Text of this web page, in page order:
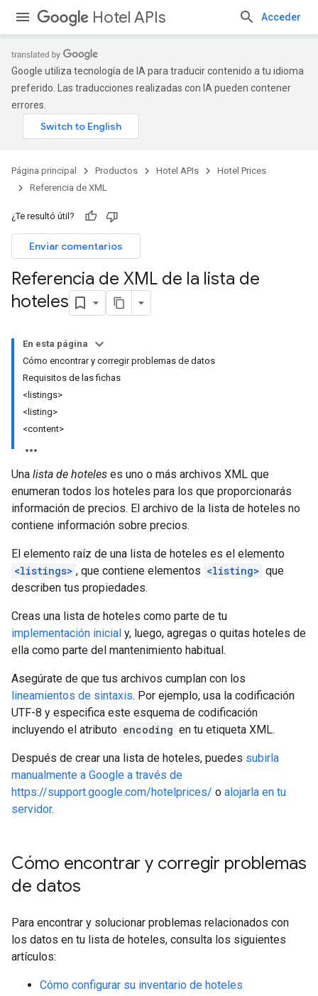
Hotel APIs Acceder
Google utiliza tecnología de IA para traducir contenido a tu idioma
preferido. Las traducciones realizadas con IA pueden contener
errores.
Página principal Productos Hotel APIs
Hotel Prices
Referencia de XML
¿Te resultó útil?
Enviar comentarios
Referencia de XML de la lista de
hoteles
En esta página
Cómo encontrar y corregir problemas de datos
Requisitos de las fichas
<listings>
<listing>
<content>
Una lista de hoteles es uno o más archivos XML que
enumeran todos los hoteles para los que proporcionarás
información de precios. El archivo de la lista de hoteles no
contiene información sobre precios.
El elemento raíz de una lista de hoteles es el elemento
<listings> , que contiene elementos <listing> que
describen tus propiedades.
Creas una lista de hoteles como parte de tu
implementación inicial y, luego, agregas o quitas hoteles de
ella como parte del mantenimiento habitual.
Asegúrate de que tus archivos cumplan con los
lineamientos de sintaxis. Por ejemplo, usa la codificación
UTF-8 y especifica este esquema de codificación
incluyendo el atributo encoding en tu etiqueta XML.
Después de crear una lista de hoteles, puedes subirla
manualmente a Google a través de
https://support.google.com/hotelprices/ o alojarla en tu
servidor.
Cómo encontrar y corregir problemas
de datos
Para encontrar y solucionar problemas relacionados con
los datos en tu lista de hoteles, consulta los siguientes
artículos:
Cómo configurar su inventario de hoteles